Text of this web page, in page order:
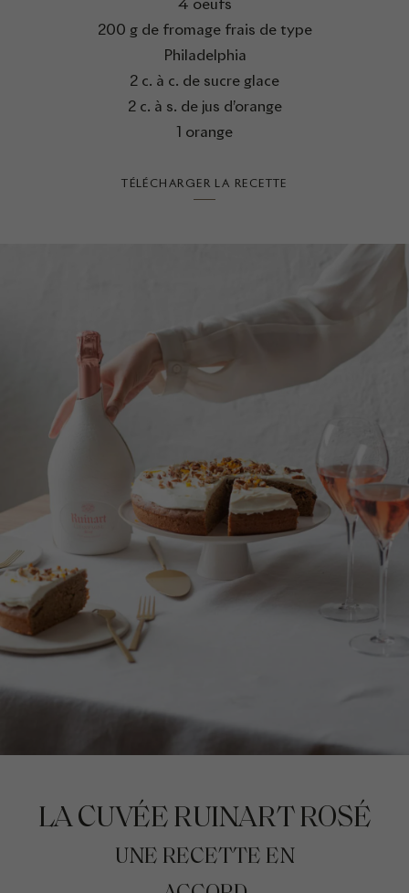
4 oeufs
200 g de fromage frais de type
Philadelphia
2 c. à c. de sucre glace
2 c. à s. de jus d’orange
1 orange
TÉLÉCHARGER LA RECETTE
LA CUVÉE RUINART ROSÉ
UNE RECETTE EN